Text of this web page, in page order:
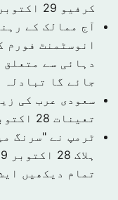
کرفیو 29 اکتوبر 2019
آج ممالک کے
انوسٹمنٹ فورم
دہائی سے
جائے گا تبادلہ
سعودی عرب کی
تعینات 28 اکتوبر 2019
ٹرمپ نے "سرنگ
ہلاک 28 اکتوبر 2019
تمام دیکھیں